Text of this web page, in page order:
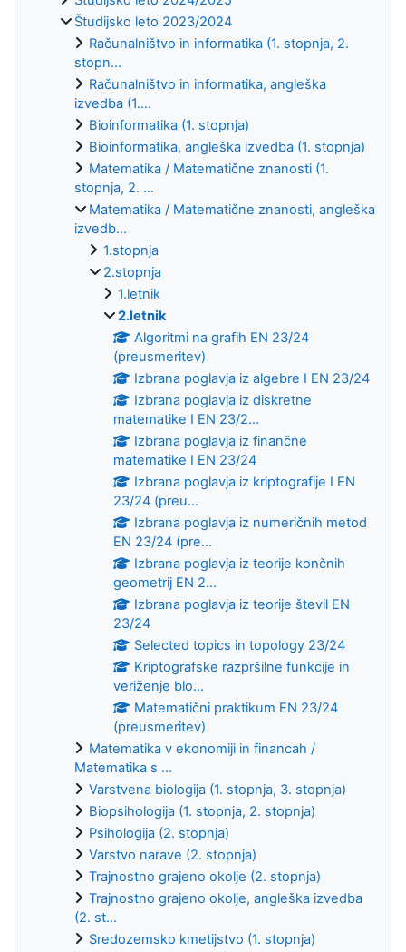
Študijsko leto 2023/2024
Računalništvo in informatika (1. stopnja, 2.
stopn...
Računalništvo in informatika, angleška
izvedba (1....
Bioinformatika (1. stopnja)
Bioinformatika, angleška izvedba (1. stopnja)
Matematika / Matematične znanosti (1.
stopnja, 2. ...
Matematika / Matematične znanosti, angleška
izvedb...
1.stopnja
2.stopnja
1.letnik
2.letnik
Algoritmi na grafih EN 23/24
(preusmeritev)
Izbrana poglavja iz algebre I EN 23/24
Izbrana poglavja iz diskretne
matematike I EN 23/2...
Izbrana poglavja iz finančne
matematike I EN 23/24
Izbrana poglavja iz kriptografije I EN
23/24 (preu...
Izbrana poglavja iz numeričnih metod
EN 23/24 (pre...
Izbrana poglavja iz teorije končnih
geometrij EN 2...
Izbrana poglavja iz teorije števil EN
23/24
Selected topics in topology 23/24
Kriptografske razpršilne funkcije in
veriženje blo...
Matematični praktikum EN 23/24
(preusmeritev)
Matematika v ekonomiji in financah /
Matematika s ...
Varstvena biologija (1. stopnja, 3. stopnja)
Biopsihologija (1. stopnja, 2. stopnja)
Psihologija (2. stopnja)
Varstvo narave (2. stopnja)
Trajnostno grajeno okolje (2. stopnja)
Trajnostno grajeno okolje, angleška izvedba
(2. st...
Sredozemsko kmetijstvo (1. stopnja)